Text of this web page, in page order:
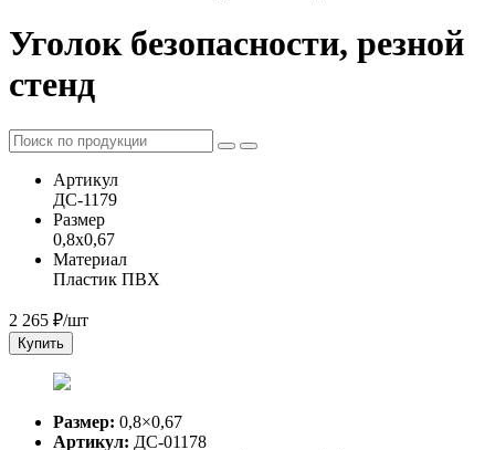
Уголок безопасности, резной
стенд
Артикул
ДС-1179
Размер
0,8x0,67
Материал
Пластик ПВХ
2 265 ₽/шт
Купить
Размер: 0,8×0,67
Артикул: ДС-01178